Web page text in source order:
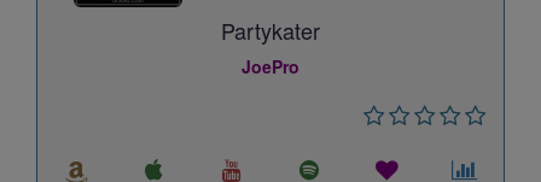
Partykater
JoePro